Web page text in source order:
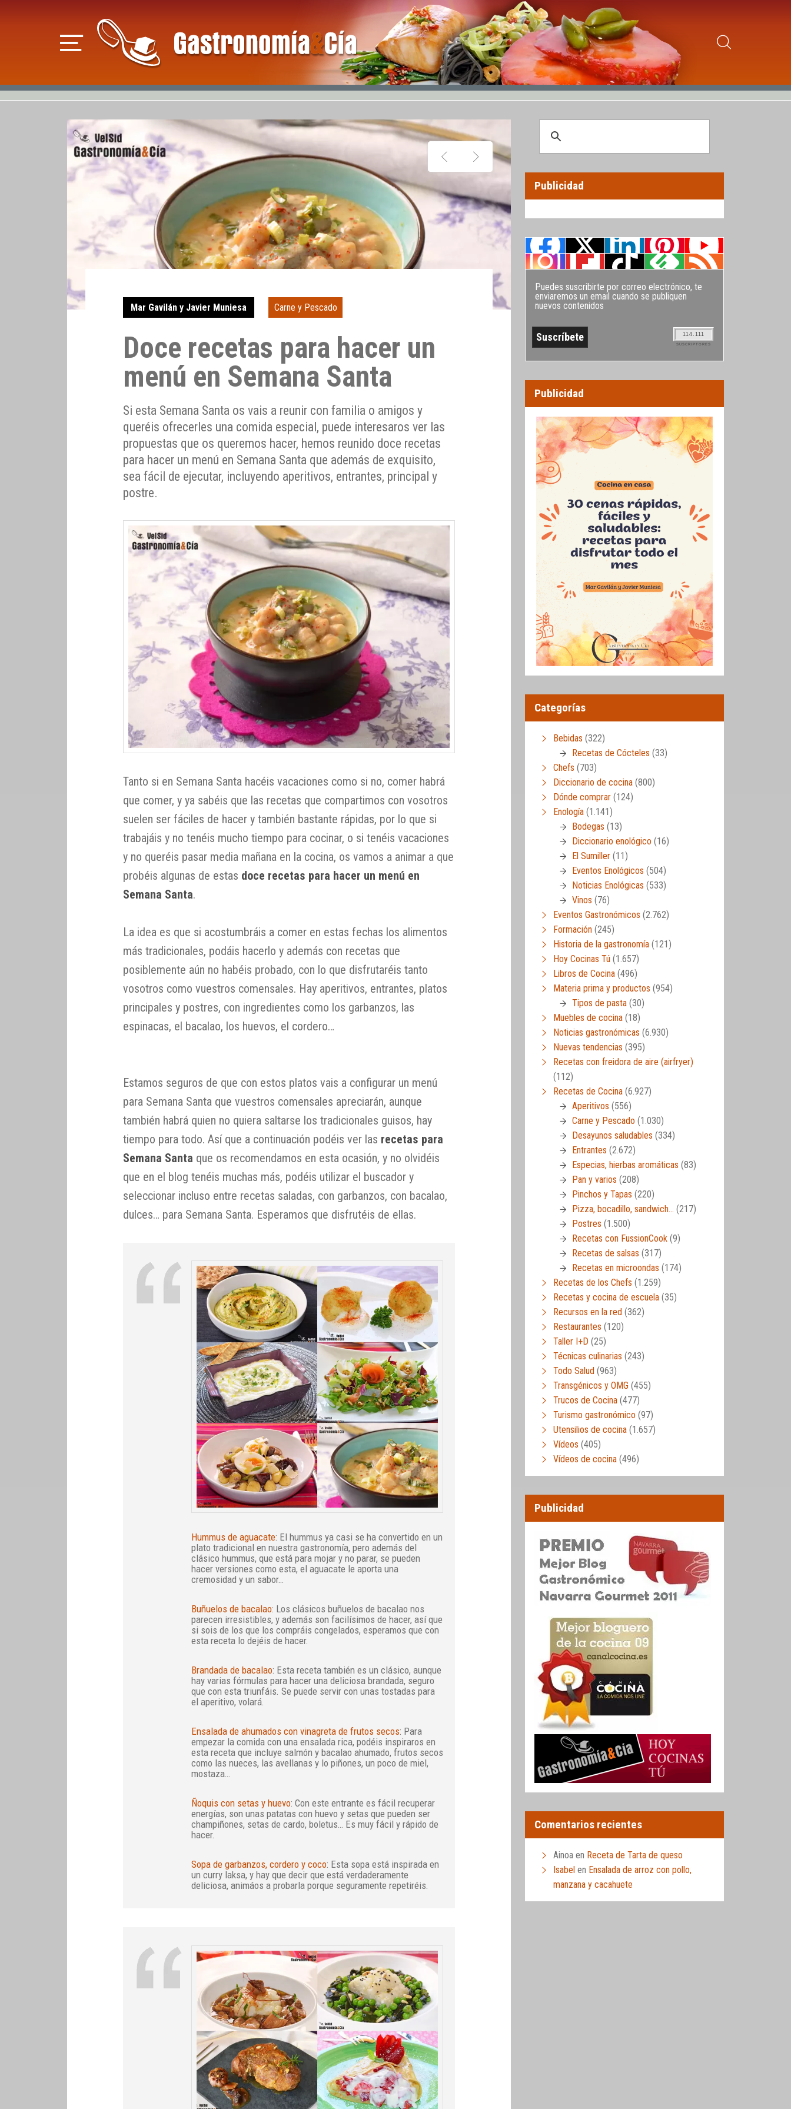
Mar Gavilán y Javier Muniesa Carne y Pescado
Doce recetas para hacer un
menú en Semana Santa
Si esta Semana Santa os vais a reunir con familia o amigos y
queréis ofrecerles una comida especial, puede interesaros ver las
propuestas que os queremos hacer, hemos reunido doce recetas
para hacer un menú en Semana Santa que además de exquisito,
sea fácil de ejecutar, incluyendo aperitivos, entrantes, principal y
postre.
Tanto si en Semana Santa hacéis vacaciones como si no, comer habrá
que comer, y ya sabéis que las recetas que compartimos con vosotros
suelen ser fáciles de hacer y también bastante rápidas, por lo que si
trabajáis y no tenéis mucho tiempo para cocinar, o si tenéis vacaciones
y no queréis pasar media mañana en la cocina, os vamos a animar a que
probéis algunas de estas doce recetas para hacer un menú en
Semana Santa.
La idea es que si acostumbráis a comer en estas fechas los alimentos
más tradicionales, podáis hacerlo y además con recetas que
posiblemente aún no habéis probado, con lo que disfrutaréis tanto
vosotros como vuestros comensales. Hay aperitivos, entrantes, platos
principales y postres, con ingredientes como los garbanzos, las
espinacas, el bacalao, los huevos, el cordero…
Estamos seguros de que con estos platos vais a configurar un menú
para Semana Santa que vuestros comensales apreciarán, aunque
también habrá quien no quiera saltarse los tradicionales guisos, hay
tiempo para todo. Así que a continuación podéis ver las recetas para
Semana Santa que os recomendamos en esta ocasión, y no olvidéis
que en el blog tenéis muchas más, podéis utilizar el buscador y
seleccionar incluso entre recetas saladas, con garbanzos, con bacalao,
dulces… para Semana Santa. Esperamos que disfrutéis de ellas.
Hummus de aguacate: El hummus ya casi se ha convertido en un
plato tradicional en nuestra gastronomía, pero además del
clásico hummus, que está para mojar y no parar, se pueden
hacer versiones como esta, el aguacate le aporta una
cremosidad y un sabor…
Buñuelos de bacalao: Los clásicos buñuelos de bacalao nos
parecen irresistibles, y además son facilísimos de hacer, así que
si sois de los que los compráis congelados, esperamos que con
esta receta lo dejéis de hacer.
Brandada de bacalao: Esta receta también es un clásico, aunque
hay varias fórmulas para hacer una deliciosa brandada, seguro
que con esta triunfáis. Se puede servir con unas tostadas para
el aperitivo, volará.
Ensalada de ahumados con vinagreta de frutos secos: Para
empezar la comida con una ensalada rica, podéis inspiraros en
esta receta que incluye salmón y bacalao ahumado, frutos secos
como las nueces, las avellanas y lo piñones, un poco de miel,
mostaza…
Ñoquis con setas y huevo: Con este entrante es fácil recuperar
energías, son unas patatas con huevo y setas que pueden ser
champiñones, setas de cardo, boletus… Es muy fácil y rápido de
hacer.
Sopa de garbanzos, cordero y coco: Esta sopa está inspirada en
un curry laksa, y hay que decir que está verdaderamente
deliciosa, animáos a probarla porque seguramente repetiréis.
Publicidad
Puedes suscribirte por correo electrónico, te
enviaremos un email cuando se publiquen
nuevos contenidos
114.111
SUSCRIPTORES
Publicidad
Categorías
Bebidas (322)
Recetas de Cócteles (33)
Chefs (703)
Diccionario de cocina (800)
Dónde comprar (124)
Enología (1.141)
Bodegas (13)
Diccionario enológico (16)
El Sumiller (11)
Eventos Enológicos (504)
Noticias Enológicas (533)
Vinos (76)
Eventos Gastronómicos (2.762)
Formación (245)
Historia de la gastronomía (121)
Hoy Cocinas Tú (1.657)
Libros de Cocina (496)
Materia prima y productos (954)
Tipos de pasta (30)
Muebles de cocina (18)
Noticias gastronómicas (6.930)
Nuevas tendencias (395)
Recetas con freidora de aire (airfryer)
(112)
Recetas de Cocina (6.927)
Aperitivos (556)
Carne y Pescado (1.030)
Desayunos saludables (334)
Entrantes (2.672)
Especias, hierbas aromáticas (83)
Pan y varios (208)
Pinchos y Tapas (220)
Pizza, bocadillo, sandwich… (217)
Postres (1.500)
Recetas con FussionCook (9)
Recetas de salsas (317)
Recetas en microondas (174)
Recetas de los Chefs (1.259)
Recetas y cocina de escuela (35)
Recursos en la red (362)
Restaurantes (120)
Taller I+D (25)
Técnicas culinarias (243)
Todo Salud (963)
Transgénicos y OMG (455)
Trucos de Cocina (477)
Turismo gastronómico (97)
Utensilios de cocina (1.657)
Vídeos (405)
Vídeos de cocina (496)
Publicidad
Comentarios recientes
Ainoa en Receta de Tarta de queso
Isabel en Ensalada de arroz con pollo,
manzana y cacahuete